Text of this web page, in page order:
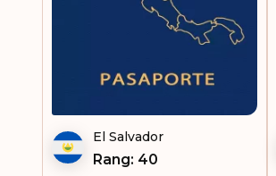
Island
El Salvador
Rang: 40